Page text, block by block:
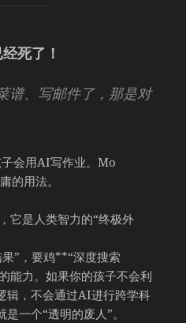
死了！
谱、写邮件了，那是对
会用AI写作业。Mo
的用法。
它是人类智力的“终极外
果”，要鸡**“深度搜索
能力。如果你的孩子不会利
辑，不会通过AI进行跨学科
一个“透明的废人”。